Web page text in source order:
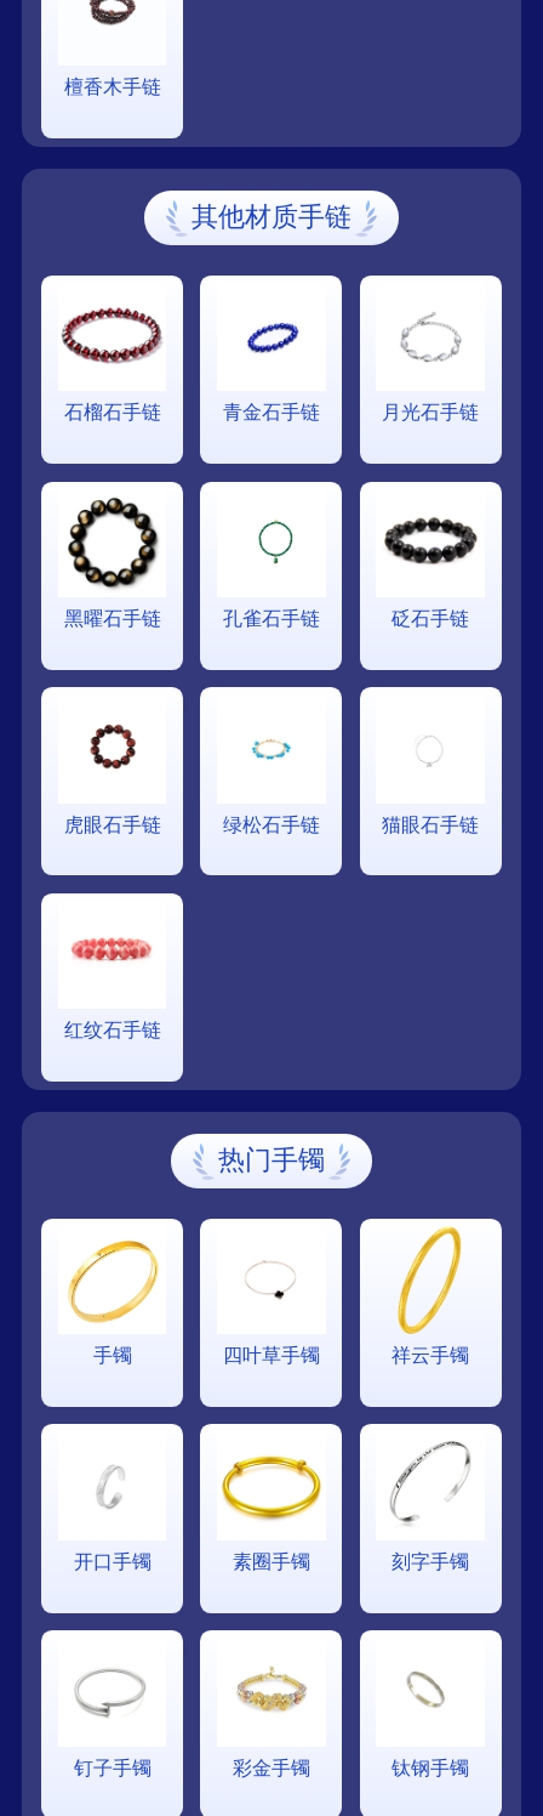
檀香木手链
其他材质手链
石榴石手链 青金石手链 月光石手链
黑曜石手链 孔雀石手链 砭石手链
虎眼石手链 绿松石手链 猫眼石手链
红纹石手链
热门手镯
手镯 四叶草手镯 祥云手镯
开口手镯 素圈手镯 刻字手镯
钉子手镯 彩金手镯 钛钢手镯